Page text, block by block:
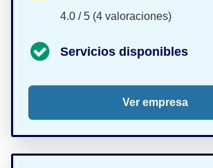
4.0 / 5 (4 valoraciones)
Servicios disponibles
Ver empresa